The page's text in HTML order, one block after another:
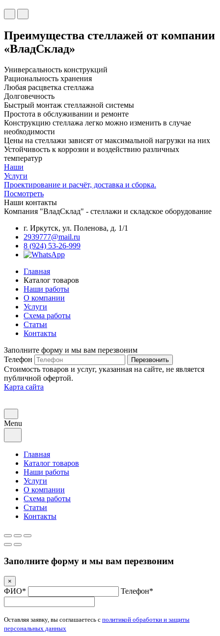
Преимущества стеллажей от компании
«ВладСклад»
Универсальность конструкций
Рациональность хранения
Любая расцветка стеллажа
Долговечность
Быстрый монтаж стеллажной системы
Простота в обслуживании и ремонте
Конструкцию стеллажа легко можно изменить в случае
необходимости
Цены на стеллажи зависят от максимальной нагрузки на них
Устойчивость к коррозии и воздействию различных
температур
Наши
Услуги
Проектирование и расчёт, доставка и сборка.
Посмотреть
Наши контакты
Компания "ВладСклад" - стеллажи и складское оборудование
г. Иркутск, ул. Поленова, д. 1/1
2939777@mail.ru
8 (924) 53-26-999
Главная
Каталог товаров
Наши работы
О компании
Услуги
Схема работы
Статьи
Контакты
Заполните форму и мы вам перезвоним
Телефон
Перезвонить
Стоимость товаров и услуг, указанная на сайте, не является
публичной офертой.
Карта сайта
Menu
Главная
Каталог товаров
Наши работы
Услуги
О компании
Схема работы
Статьи
Контакты
Заполните форму и мы вам перезвоним
×
ФИО* Телефон*
Оставляя заявку, вы соглашаетесь с политикой обработки и защиты
персональных данных